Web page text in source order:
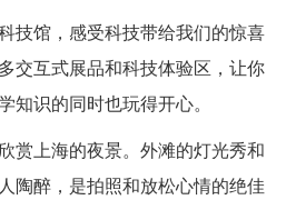
技馆，感受科技带给我们的惊喜
交互式展品和科技体验区，让你
知识的同时也玩得开心。
赏上海的夜景。外滩的灯光秀和
陶醉，是拍照和放松心情的绝佳